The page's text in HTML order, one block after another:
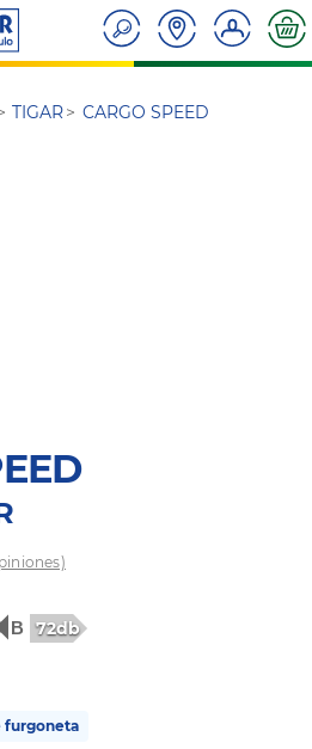
TIGAR
CARGO SPEED
72db
furgoneta